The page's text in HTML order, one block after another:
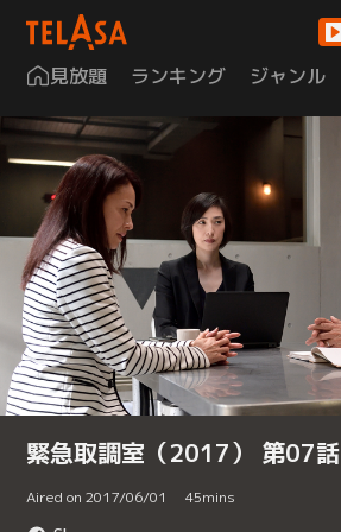
見放題 ランキング ジャンル
緊急取調室（2017） 第07話
Aired on 2017/06/01 45mins